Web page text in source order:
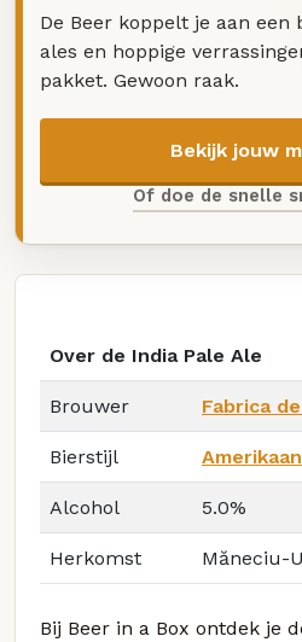
De Beer koppelt je aan een
ales en hoppige
pakket. Gewoon raak.
Bekijk jouw
Of doe de snelle
Over de India Pale Ale
Brouwer Fabrica
Bierstijl
Alcohol 5.0%
Herkomst Măneciu-
Bij Beer in a Box ontdek je